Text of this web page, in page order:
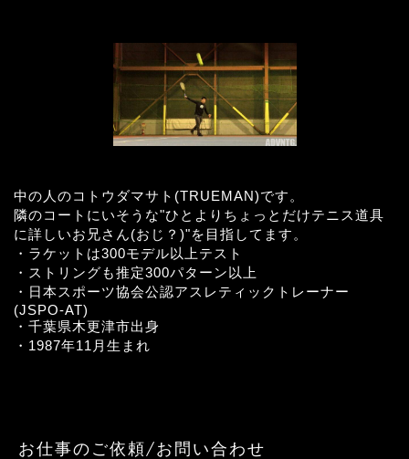
中の人のコトウダマサト(TRUEMAN)です。
隣のコートにいそうな"ひとよりちょっとだけテニス道具
に詳しいお兄さん(おじ？)"を目指してます。
・ラケットは300モデル以上テスト
・ストリングも推定300パターン以上
・日本スポーツ協会公認アスレティックトレーナー
(JSPO-AT)
・千葉県木更津市出身
・1987年11月生まれ
お仕事のご依頼/お問い合わせ